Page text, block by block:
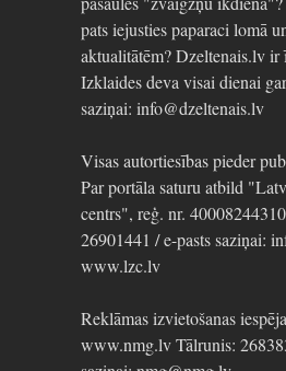
pats iejusties paparaci lomā
aktualitātēm? Dzeltenais.lv ir
Izklaides deva visai dienai
saziņai: info@dzeltenais.lv
Visas autortiesības pieder
Par portāla saturu atbild
centrs", reģ. nr.
26901441 / e-pasts saziņai:
www.lzc.lv
Reklāmas izvietošanas
www.nmg.lv Tālrunis: